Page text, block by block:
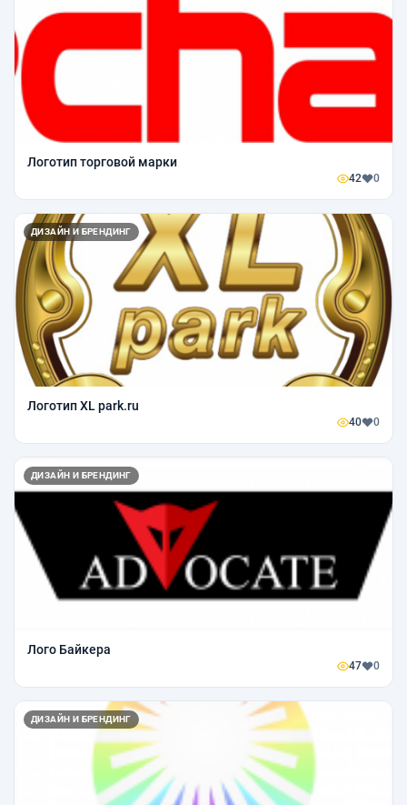
Логотип торговой марки
42 0
ДИЗАЙН И БРЕНДИНГ
Логотип XL park.ru
40 0
ДИЗАЙН И БРЕНДИНГ
Лого Байкера
47 0
ДИЗАЙН И БРЕНДИНГ